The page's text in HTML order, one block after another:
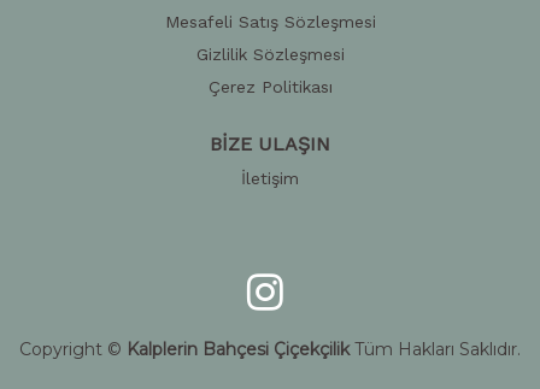
Mesafeli Satış Sözleşmesi
Gizlilik Sözleşmesi
Çerez Politikası
BİZE ULAŞIN
İletişim
Copyright © Kalplerin Bahçesi ÇiçekçilikTüm Hakları Saklıdır.